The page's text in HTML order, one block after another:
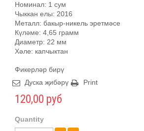
Номинал: 1 сум
Чыккан елы: 2016
Металл: бакыр-никель эретмәсе
Күләме: 4,65 грамм
Диаметр: 22 мм
Хәле: капчыктан
Фикерләр бирү
Дуска җибәрү
Print
120,00 руб
Quantity